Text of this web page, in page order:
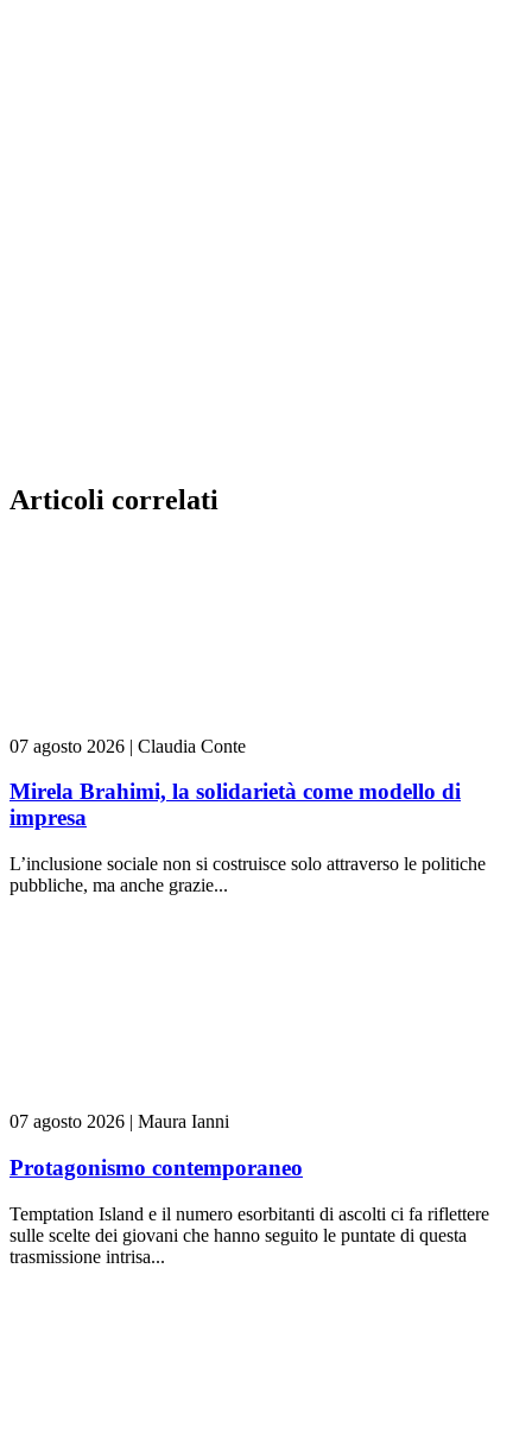
Articoli correlati
07 agosto 2026 | Claudia Conte
Mirela Brahimi, la solidarietà come modello di
impresa
L’inclusione sociale non si costruisce solo attraverso le politiche
pubbliche, ma anche grazie...
07 agosto 2026 | Maura Ianni
Protagonismo contemporaneo
Temptation Island e il numero esorbitanti di ascolti ci fa riflettere
sulle scelte dei giovani che hanno seguito le puntate di questa
trasmissione intrisa...